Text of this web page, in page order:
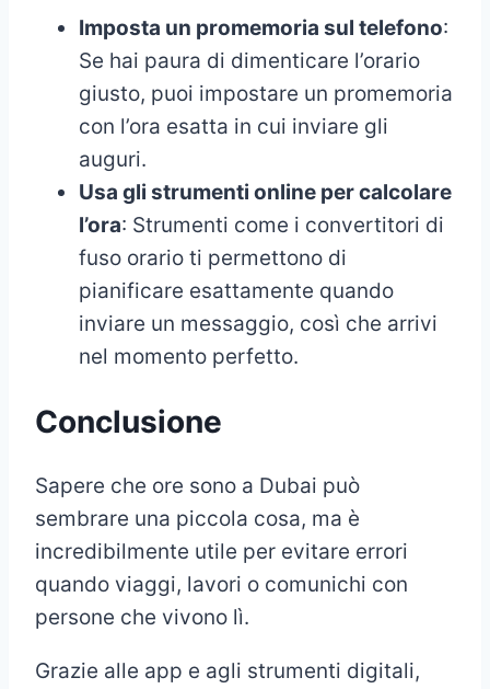
Imposta un promemoria sul telefono:
Se hai paura di dimenticare l’orario
giusto, puoi impostare un promemoria
con l’ora esatta in cui inviare gli
auguri.
Usa gli strumenti online per calcolare
l’ora: Strumenti come i convertitori di
fuso orario ti permettono di
pianificare esattamente quando
inviare un messaggio, così che arrivi
nel momento perfetto.
Conclusione
Sapere che ore sono a Dubai può
sembrare una piccola cosa, ma è
incredibilmente utile per evitare errori
quando viaggi, lavori o comunichi con
persone che vivono lì.
Grazie alle app e agli strumenti digitali,